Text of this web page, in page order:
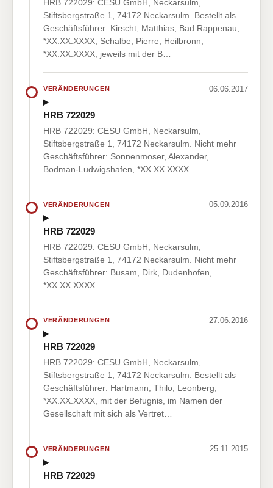
HRB 722029: CESU GmbH, Neckarsulm,
Stiftsbergstraße 1, 74172 Neckarsulm. Bestellt als
Geschäftsführer: Kirscht, Matthias, Bad Rappenau,
*XX.XX.XXXX; Schalbe, Pierre, Heilbronn,
*XX.XX.XXXX, jeweils mit der B…
VERÄNDERUNGEN 06.06.2017
HRB 722029
HRB 722029: CESU GmbH, Neckarsulm,
Stiftsbergstraße 1, 74172 Neckarsulm. Nicht mehr
Geschäftsführer: Sonnenmoser, Alexander,
Bodman-Ludwigshafen, *XX.XX.XXXX.
VERÄNDERUNGEN 05.09.2016
HRB 722029
HRB 722029: CESU GmbH, Neckarsulm,
Stiftsbergstraße 1, 74172 Neckarsulm. Nicht mehr
Geschäftsführer: Busam, Dirk, Dudenhofen,
*XX.XX.XXXX.
VERÄNDERUNGEN 27.06.2016
HRB 722029
HRB 722029: CESU GmbH, Neckarsulm,
Stiftsbergstraße 1, 74172 Neckarsulm. Bestellt als
Geschäftsführer: Hartmann, Thilo, Leonberg,
*XX.XX.XXXX, mit der Befugnis, im Namen der
Gesellschaft mit sich als Vertret…
VERÄNDERUNGEN 25.11.2015
HRB 722029